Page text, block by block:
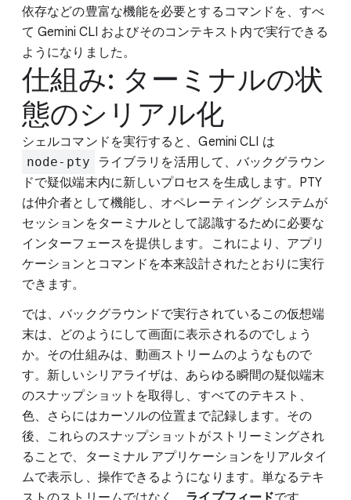
依存などの豊富な機能を必要とするコマンドを、すべ
て Gemini CLI およびそのコンテキスト内で実行できる
ようになりました。
仕組み: ターミナルの状
態のシリアル化
シェルコマンドを実行すると、Gemini CLI は
node-pty
ライブラリを活用して、バックグラウン
ドで疑似端末内に新しいプロセスを生成します。PTY
は仲介者として機能し、オペレーティング システムが
セッションをターミナルとして認識するために必要な
インターフェースを提供します。これにより、アプリ
ケーションとコマンドを本来設計されたとおりに実行
できます。
では、バックグラウンドで実行されているこの仮想端
末は、どのようにして画面に表示されるのでしょう
か。その仕組みは、動画ストリームのようなもので
す。新しいシリアライザは、あらゆる瞬間の疑似端末
のスナップショットを取得し、すべてのテキスト、
色、さらにはカーソルの位置まで記録します。その
後、これらのスナップショットがストリーミングされ
ることで、ターミナル アプリケーションをリアルタイ
ムで表示し、操作できるようになります。単なるテキ